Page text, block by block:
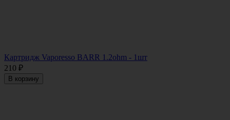
Картридж Vaporesso BARR 1.2ohm - 1шт
210 ₽
В корзину